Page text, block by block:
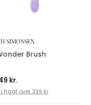
SIMONSEN
Brush
kr.
fragt over 399 kr